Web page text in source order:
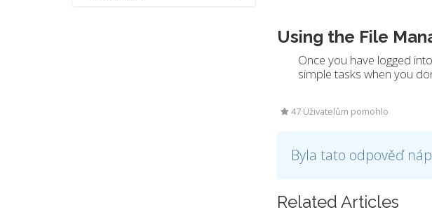
Using the File
Once you have logged
simple tasks when you
47 Uživatelům pomohlo
Byla tato odpověď
Related Articles